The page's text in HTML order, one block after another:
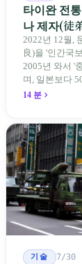
타이완 전
나 제자(徒
2022년 12월,
良)을 '인간국
2005년 와서 '
며, 일본보다
자 제도는 이
14 분
기술 7/30